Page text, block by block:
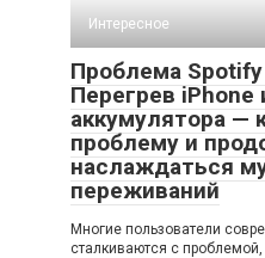
Интересное
Проблема
Перегрев
аккумулятора —
проблему и
наслаждаться
переживаний
Многие пользователи
сталкиваются с